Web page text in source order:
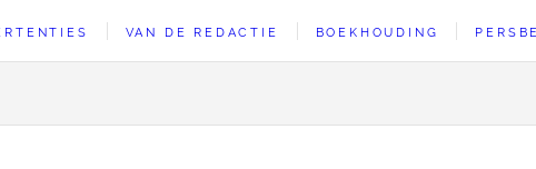
VAN DE REDACTIE BOEKHOUDING